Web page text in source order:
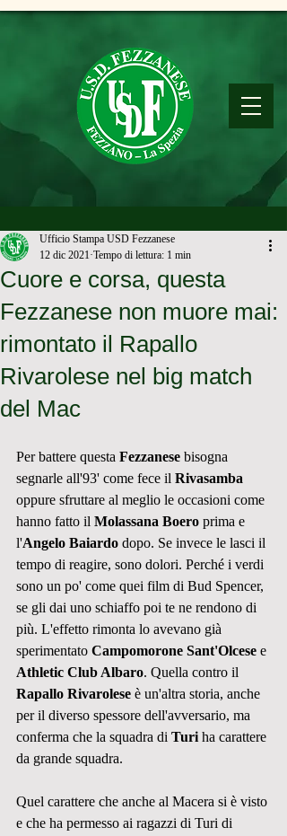
Cuore e corsa, questa
Fezzanese non muore mai:
rimontato il Rapallo
Rivarolese nel big match
del Mac
Ufficio Stampa USD Fezzanese
12 dic 2021 Tempo di lettura: 1 min
Per battere questa Fezzanese bisogna
segnarle all'93' come fece il Rivasamba
oppure sfruttare al meglio le occasioni come
hanno fatto il Molassana Boero prima e
l'Angelo Baiardo dopo. Se invece le lasci il
tempo di reagire, sono dolori. Perché i verdi
sono un po' come quei film di Bud Spencer,
se gli dai uno schiaffo poi te ne rendono di
più. L'effetto rimonta lo avevano già
sperimentato Campomorone Sant'Olcese e
Athletic Club Albaro. Quella contro il
Rapallo Rivarolese è un'altra storia, anche
per il diverso spessore dell'avversario, ma
conferma che la squadra di Turi ha carattere
da grande squadra.
Quel carattere che anche al Macera si è visto
e che ha permesso ai ragazzi di Turi di